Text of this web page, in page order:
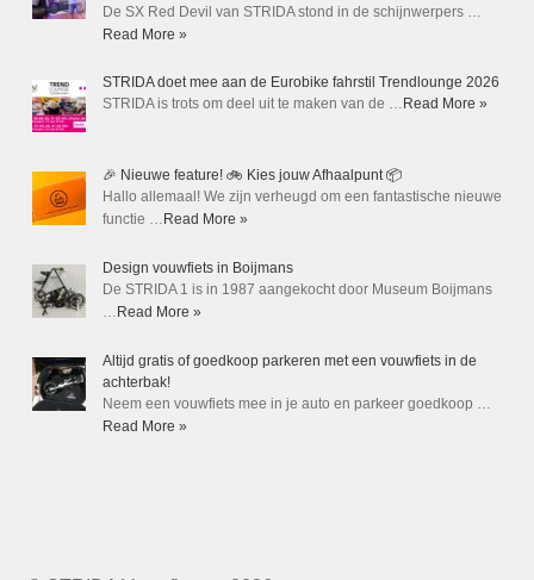
De SX Red Devil van STRIDA stond in de schijnwerpers …
Read More »
STRIDA doet mee aan de Eurobike fahrstil Trendlounge 2026
STRIDA is trots om deel uit te maken van de … Read More »
🎉 Nieuwe feature! 🚲 Kies jouw Afhaalpunt 📦
Hallo allemaal! We zijn verheugd om een fantastische nieuwe
functie … Read More »
Design vouwfiets in Boijmans
De STRIDA 1 is in 1987 aangekocht door Museum Boijmans
Read More »
Altijd gratis of goedkoop parkeren met een vouwfiets in de
achterbak!
Neem een vouwfiets mee in je auto en parkeer goedkoop …
Read More »